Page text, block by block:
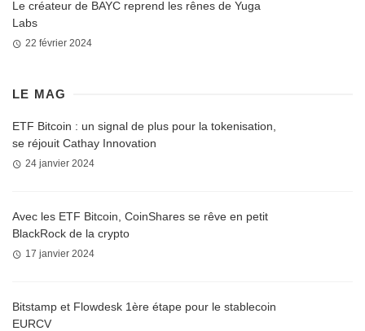
Le créateur de BAYC reprend les rênes de Yuga
Labs
22 février 2024
LE MAG
ETF Bitcoin : un signal de plus pour la tokenisation,
se réjouit Cathay Innovation
24 janvier 2024
Avec les ETF Bitcoin, CoinShares se rêve en petit
BlackRock de la crypto
17 janvier 2024
Bitstamp et Flowdesk 1ère étape pour le stablecoin
EURCV